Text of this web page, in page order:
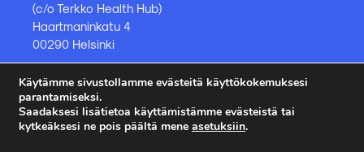
(c/o Terkko Health Hub)
Haartmaninkatu 4
00290 Helsinki
Kirjakauppa ja muut asiat
kauppa@kandidaattikustannus.fi
Käytämme sivustollamme evästeitä käyttökokemuksesi
parantamiseksi.
Saadaksesi lisätietoa käyttämistämme evästeistä tai
kytkeäksesi ne pois päältä mene asetuksiin.